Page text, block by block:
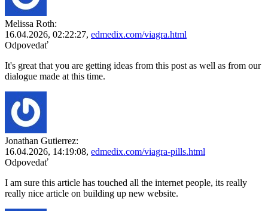
Melissa Roth:
16.04.2026, 02:22:27, edmedix.com/viagra.html
Odpovedať
It's great that you are getting ideas from this post as well as from our
dialogue made at this time.
Jonathan Gutierrez:
16.04.2026, 14:19:08, edmedix.com/viagra-pills.html
Odpovedať
I am sure this article has touched all the internet people, its really
really nice article on building up new website.